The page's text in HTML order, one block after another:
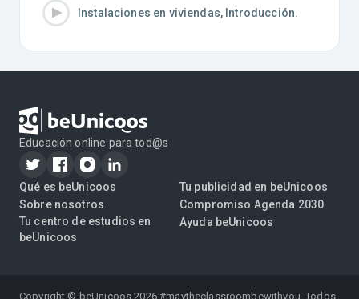
Instalaciones en viviendas, Introducción.
Educación online para tod@s
Qué es beUnicoos
Sobre nosotros
Tu centro de estudios en
beUnicoos
Tu publicidad en beUnicoos
Compromiso Agenda 2030
Ayuda beUnicoos
Copyright © beUnicoos2026#maytheclassroombewithyou. Todos